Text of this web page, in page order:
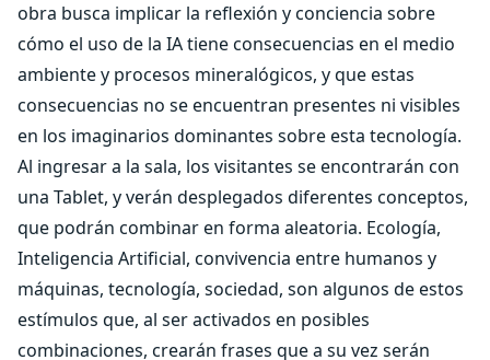
obra busca implicar la reflexión y conciencia sobre
cómo el uso de la IA tiene consecuencias en el medio
ambiente y procesos mineralógicos, y que estas
consecuencias no se encuentran presentes ni visibles
en los imaginarios dominantes sobre esta tecnología.
Al ingresar a la sala, los visitantes se encontrarán con
una Tablet, y verán desplegados diferentes conceptos,
que podrán combinar en forma aleatoria. Ecología,
Inteligencia Artificial, convivencia entre humanos y
máquinas, tecnología, sociedad, son algunos de estos
estímulos que, al ser activados en posibles
combinaciones, crearán frases que a su vez serán